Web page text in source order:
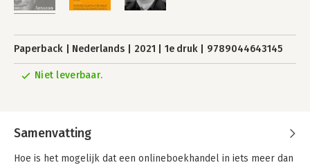
Paperback Nederlands 2021 1e druk 9789044643145
Niet leverbaar.
Samenvatting
Hoe is het mogelijk dat een onlineboekhandel in iets meer dan